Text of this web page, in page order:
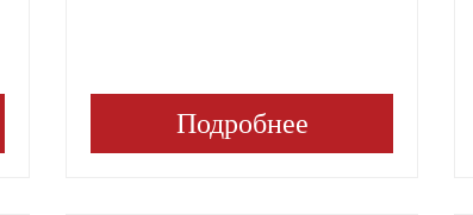
Подробнее